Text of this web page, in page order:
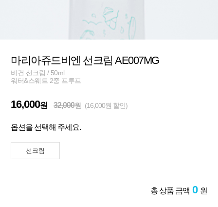
마리아쥬드비엔 선크림 AE007MG
비건 선크림 / 50ml
워터&스웨트 2중 프루프
16,000원 32,000원 (16,000원 할인)
옵션을 선택해 주세요.
선크림
총 상품 금액 0 원